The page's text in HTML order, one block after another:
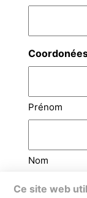
Prénom
Nom
Email
Ce site web